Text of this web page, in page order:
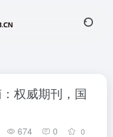
权威期刊，国
674 0 0